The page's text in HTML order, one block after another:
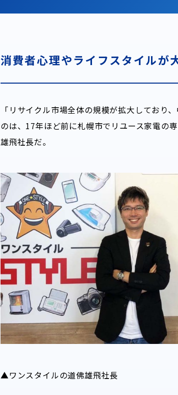
消費者心理やライフスタイルが
「リサイクル市場全体の規模が拡大しており
のは、17年ほど前に札幌市でリユース家電の
雄飛社長だ。
▲ワンスタイルの道佛雄飛社長